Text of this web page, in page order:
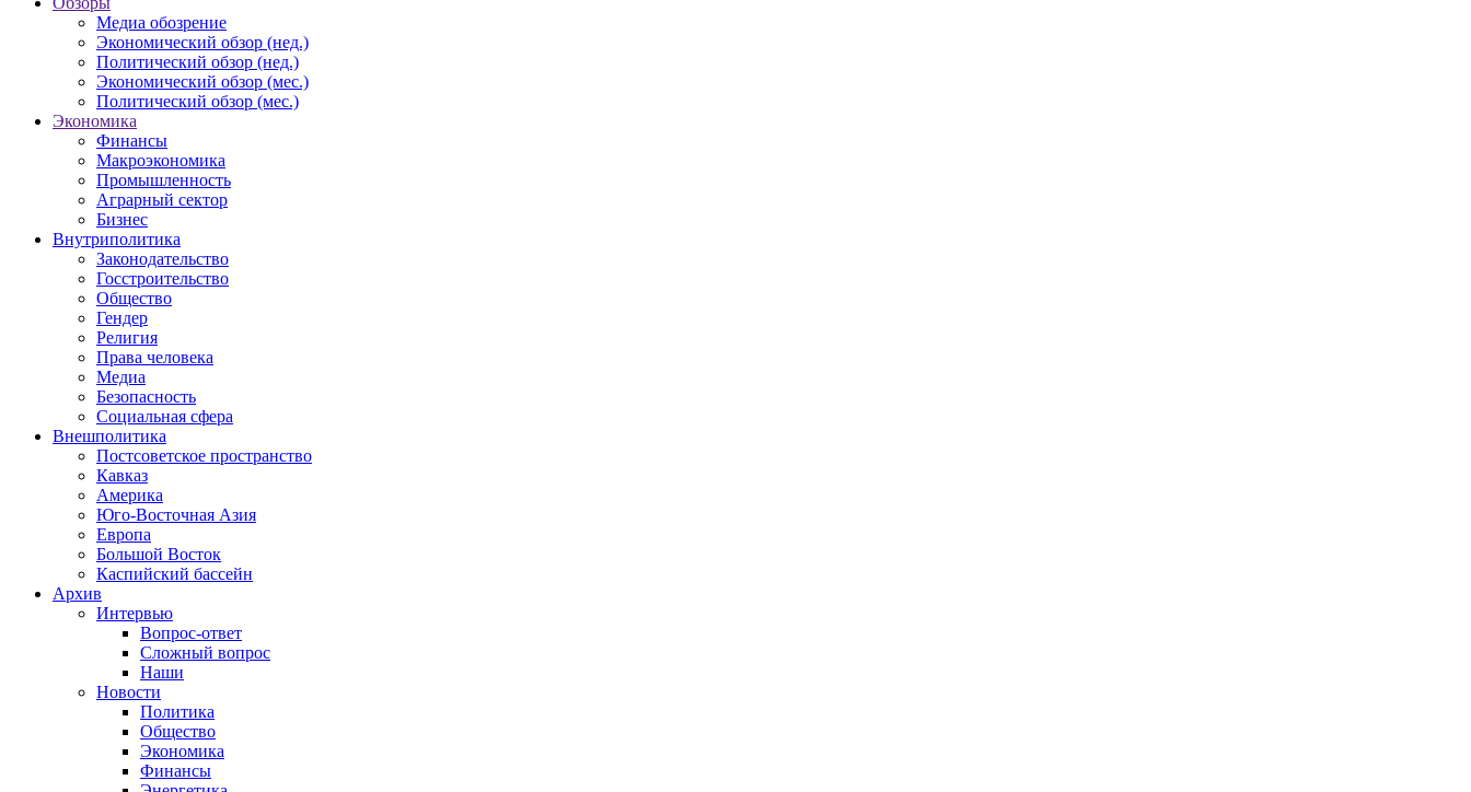
Медиа обозрение
Экономический обзор (нед.)
Политический обзор (нед.)
Экономический обзор (мес.)
Политический обзор (мес.)
Экономика
Финансы
Макроэкономика
Промышленность
Аграрный сектор
Бизнес
Внутриполитика
Законодательство
Госстроительство
Общество
Гендер
Религия
Права человека
Медиа
Безопасность
Социальная сфера
Внешполитика
Постсоветское пространство
Кавказ
Америка
Юго-Восточная Азия
Европа
Большой Восток
Каспийский бассейн
Архив
Интервью
Вопрос-ответ
Сложный вопрос
Наши
Новости
Политика
Общество
Экономика
Финансы